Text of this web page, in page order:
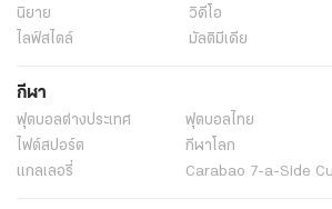
นิยาย
วิดีโอ
ไลฟ์สไตล์
มัลติมีเดีย
กีฬา
ฟุตบอลต่่างประเทศ ฟุตบอลไทย
ไฟต์สปอร์ต
กีฬาโลก
แกลเลอรี่
Carabao 7-a-Side